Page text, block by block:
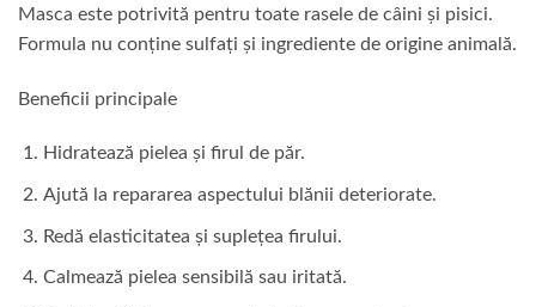
Masca este potrivită pentru toate rasele de câini și pisici.
Formula nu conține sulfați și ingrediente de origine animală.
Beneficii principale
Hidratează pielea și firul de păr.
Ajută la repararea aspectului blănii deteriorate.
Redă elasticitatea și suplețea firului.
Calmează pielea sensibilă sau iritată.